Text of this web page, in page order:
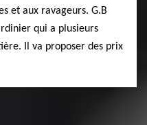
et aux ravageurs. G.B
qui a plusieurs
Il va proposer des prix